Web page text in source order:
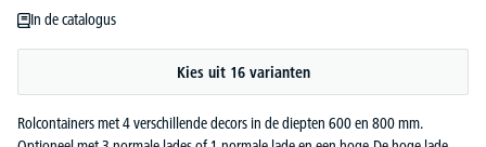
In de catalogus
Kies uit 16 varianten
Rolcontainers met 4 verschillende decors in de diepten 600 en 800 mm.